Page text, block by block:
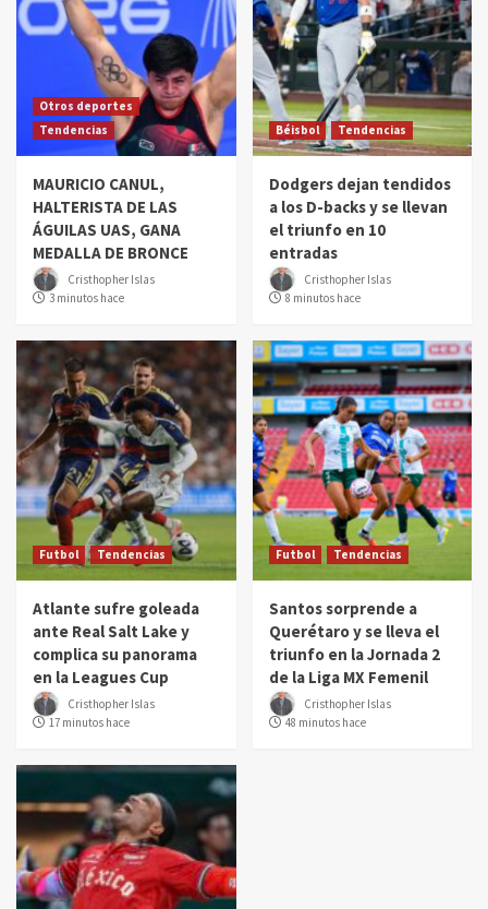
Otros deportes
Tendencias
MAURICIO CANUL,
HALTERISTA DE LAS
ÁGUILAS UAS, GANA
MEDALLA DE BRONCE
Cristhopher Islas
3 minutos hace
Béisbol Tendencias
Dodgers dejan tendidos
a los D-backs y se llevan
el triunfo en 10
entradas
Cristhopher Islas
8 minutos hace
Futbol Tendencias
Atlante sufre goleada
ante Real Salt Lake y
complica su panorama
en la Leagues Cup
Cristhopher Islas
17 minutos hace
Futbol Tendencias
Santos sorprende a
Querétaro y se lleva el
triunfo en la Jornada 2
de la Liga MX Femenil
Cristhopher Islas
48 minutos hace